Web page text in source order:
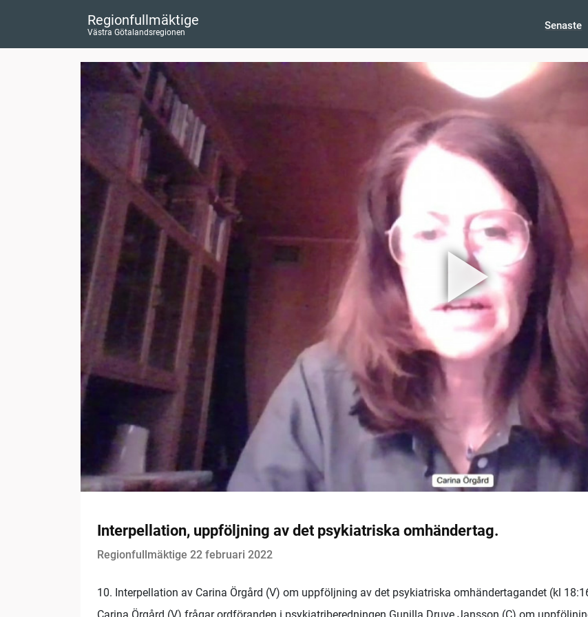
Regionfullmäktige
Västra Götalandsregionen
Senaste
Interpellation, uppföljning av det psykiatriska omhändertag.
Regionfullmäktige 22 februari 2022
10. Interpellation av Carina Örgård (V) om uppföljning av det psykiatriska omhändertagandet (kl